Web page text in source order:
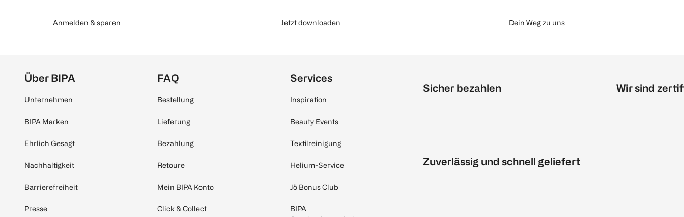
Anmelden & sparen Jetzt downloaden Dein Weg zu uns
Über BIPA
Unternehmen
BIPA Marken
Ehrlich Gesagt
Nachhaltigkeit
Barrierefreiheit
Presse
FAQ
Bestellung
Lieferung
Bezahlung
Retoure
Mein BIPA Konto
Click & Collect
Services
Inspiration
Beauty Events
Textilreinigung
Helium-Service
Jö Bonus Club
BIPA
Sicher bezahlen
Zuverlässig und schnell geliefert
Wir sind